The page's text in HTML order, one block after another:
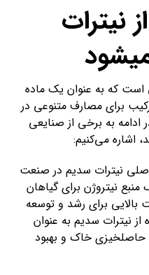
نیترات
که به عنوان یک ماده
برای مصارف متنوعی در
به برخی از صنایعی
اشاره می‌کنیم:
نیترات سدیم در صنعت
نیتروژن برای گیاهان
بالایی برای رشد و توسعه
از نیترات سدیم به عنوان
حاصلخیزی خاک و بهبود